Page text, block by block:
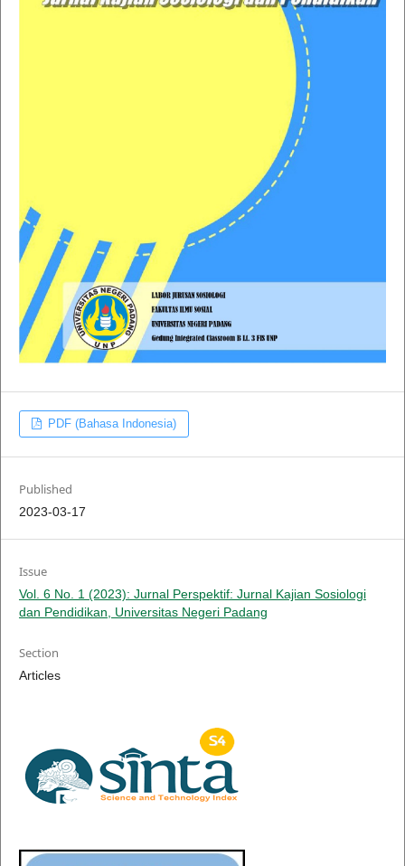
PDF (Bahasa Indonesia)
Published
2023-03-17
Issue
Vol. 6 No. 1 (2023): Jurnal Perspektif: Jurnal Kajian Sosiologi
dan Pendidikan, Universitas Negeri Padang
Section
Articles